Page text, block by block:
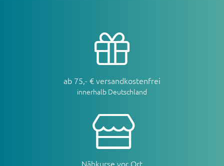
ab 75,- € versandkostenfrei
innerhalb Deutschland
Nähkurse vor Ort